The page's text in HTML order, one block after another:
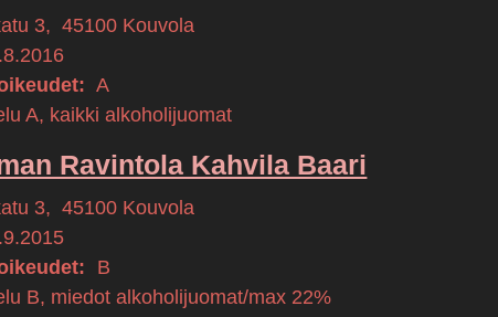
3, 45100 Kouvola
A
A, kaikki alkoholijuomat
Ravintola Kahvila Baari
3, 45100 Kouvola
B
B, miedot alkoholijuomat/max 22%